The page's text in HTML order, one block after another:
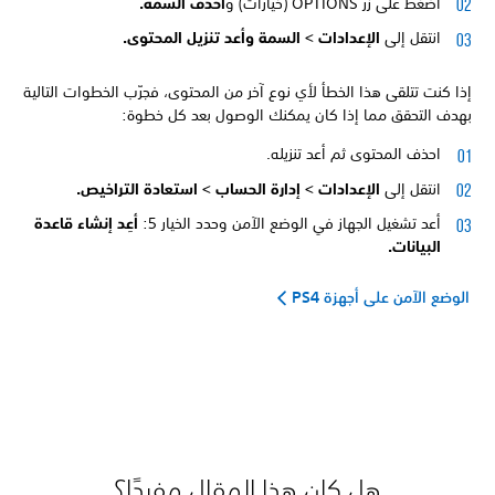
انتقل إلى الإعدادات > السمة وأعد تنزيل المحتوى.
إذا كنت تتلقى هذا الخطأ لأي نوع آخر من المحتوى، فجرّب الخطوات التالية
بهدف التحقق مما إذا كان يمكنك الوصول بعد كل خطوة:
احذف المحتوى ثم أعد تنزيله.
انتقل إلى الإعدادات > إدارة الحساب > استعادة التراخيص.
أعد تشغيل الجهاز في الوضع الآمن وحدد الخيار 5:
أعِد إنشاء قاعدة
البيانات.
الوضع الآمن على أجهزة PS4